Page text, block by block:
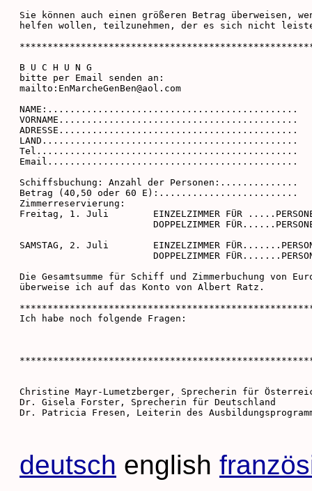
Sie können auch einen größeren Betrag überweisen,
helfen wollen, teilzunehmen, der es sich nicht
B U C H U N G
bitte per Email senden an:
mailto:EnMarcheGenBen@aol.com
NAME:.............................................
VORNAME...........................................
ADRESSE...........................................
LAND..............................................
Tel...............................................
Email.............................................
Schiffsbuchung: Anzahl der Personen:..............
Betrag (40,50 oder 60 E):.........................
Zimmerreservierung:
Freitag, 1. Juli	EINZELZIMMER FÜR .....PERSONEN
SAMSTAG, 2. Juli	EINZELZIMMER FÜR.......PERSONEN
Die Gesamtsumme für Schiff und Zimmerbuchung
überweise ich auf das Konto von Albert Ratz.
Ich habe noch folgende Fragen:
Christine Mayr-Lumetzberger, Sprecherin für
Dr. Gisela Forster, Sprecherin für Deutschland
Dr. Patricia Fresen, Leiterin des
deutsch english